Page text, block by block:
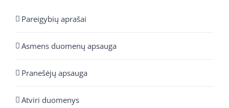
Pareigybių aprašai
Asmens duomenų apsauga
Pranešėjų apsauga
Atviri duomenys